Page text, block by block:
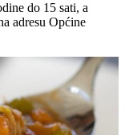
do 15 sati, a
adresu Općine